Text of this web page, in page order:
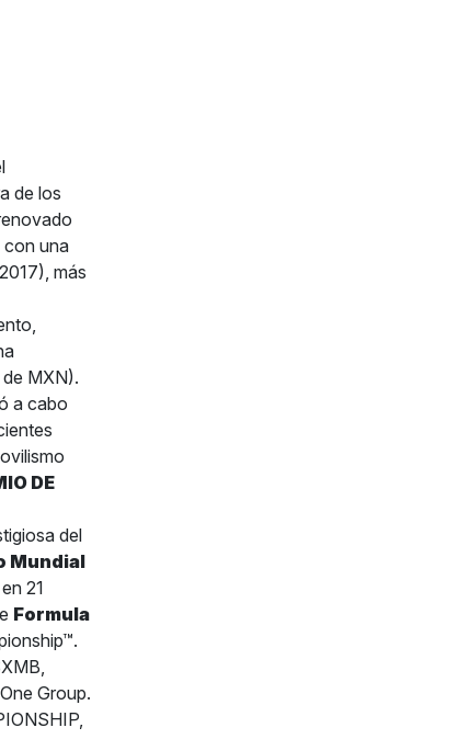
de los
con una
más
MXN).
a cabo
DE
del
Mundial
21
Formula
Group.